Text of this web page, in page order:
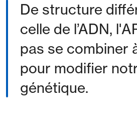
De structure
celle de l’ADN,
pas se combiner
pour modifier
génétique.